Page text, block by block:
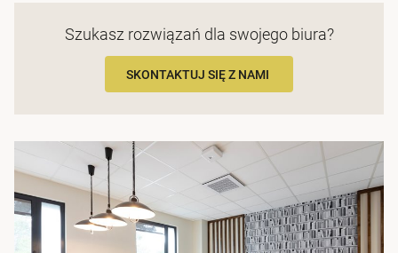
Szukasz rozwiązań dla swojego biura?
SKONTAKTUJ SIĘ Z NAMI